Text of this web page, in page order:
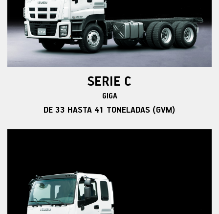
SERIE C
GIGA
DE 33 HASTA 41 TONELADAS (GVM)